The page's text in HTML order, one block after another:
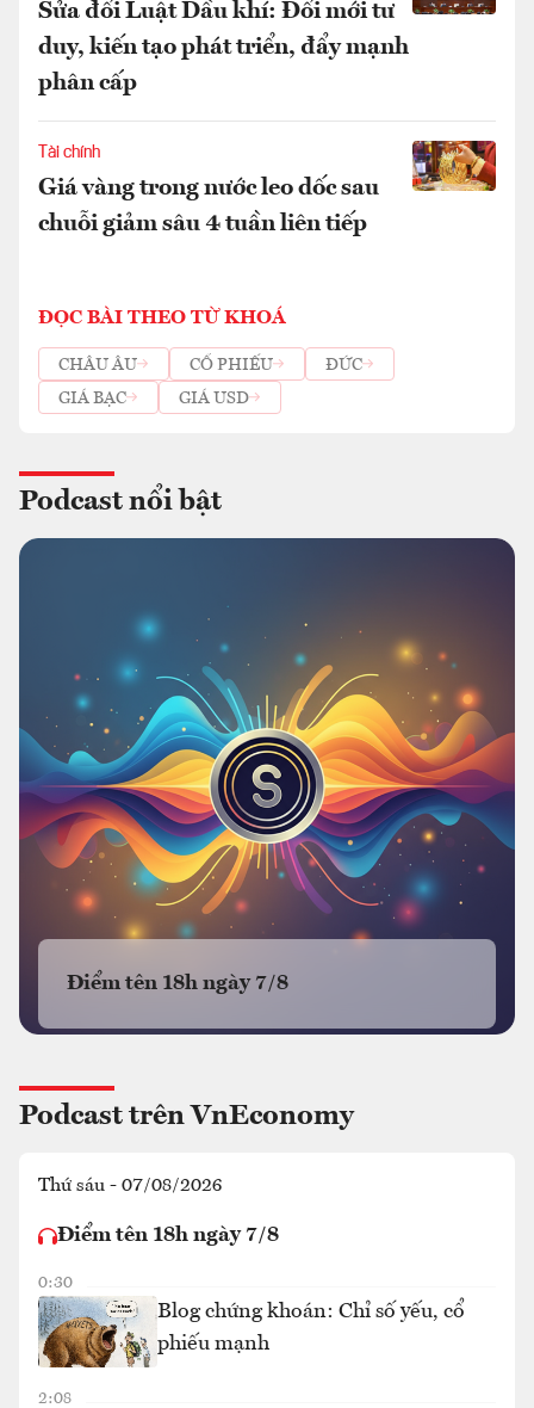
Sửa đổi Luật Dầu khí: Đổi mới tư
duy, kiến tạo phát triển, đẩy mạnh
phân cấp
Tài chính
Giá vàng trong nước leo dốc sau
chuỗi giảm sâu 4 tuần liên tiếp
ĐỌC BÀI THEO TỪ KHOÁ
CHÂU ÂU CỔ PHIẾU
ĐỨC
GIÁ BẠC
GIÁ USD
Podcast nổi bật
Điểm tên 18h ngày 7/8
Podcast trên VnEconomy
Thứ sáu - 07/08/2026
Điểm tên 18h ngày 7/8
0:30
Blog chứng khoán: Chỉ số yếu, cổ
phiếu mạnh
2:08